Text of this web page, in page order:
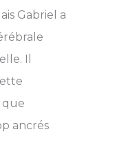
Gabriel a
Il
que
ancrés